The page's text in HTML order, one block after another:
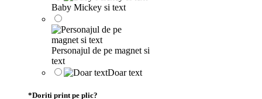
Baby Mickey si text
Personajul de pe magnet si
text
Doar text
*Doriti print pe plic?